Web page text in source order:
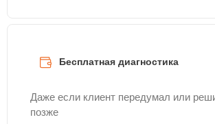
Бесплатная диагностика
Даже если клиент передумал или
позже